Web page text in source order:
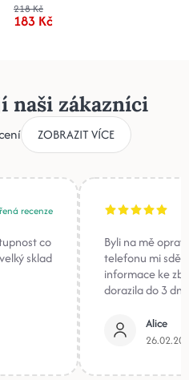
218 Kč
183 Kč
naši zákazníci
ZOBRAZIT VÍCE
recenze
co
sklad
Byli na mě
telefonu mi
informace ke
dorazila do 3
Alice